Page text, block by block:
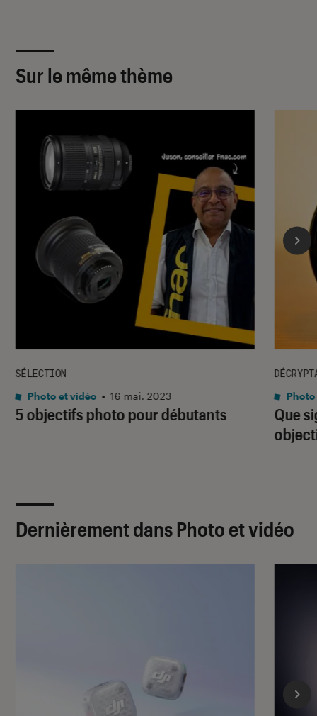
Sur le même thème
5 objectifs photo pour débutants
SÉLECTION
Photo et vidéo • 16 mai. 2023
Que
Dernièrement dans Photo et vidéo